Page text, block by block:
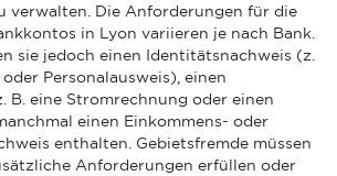
verwalten. Die Anforderungen für die
in Lyon variieren je nach Bank.
sie jedoch einen Identitätsnachweis (z.
oder Personalausweis), einen
B. eine Stromrechnung oder einen
einen Einkommens- oder
enthalten. Gebietsfremde müssen
Anforderungen erfüllen oder